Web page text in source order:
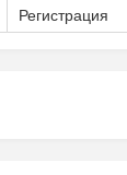
Регистрация